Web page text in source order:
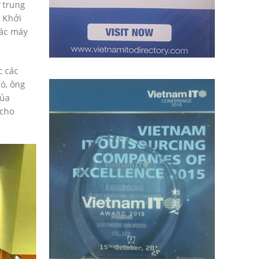
trung
máy
các
ông